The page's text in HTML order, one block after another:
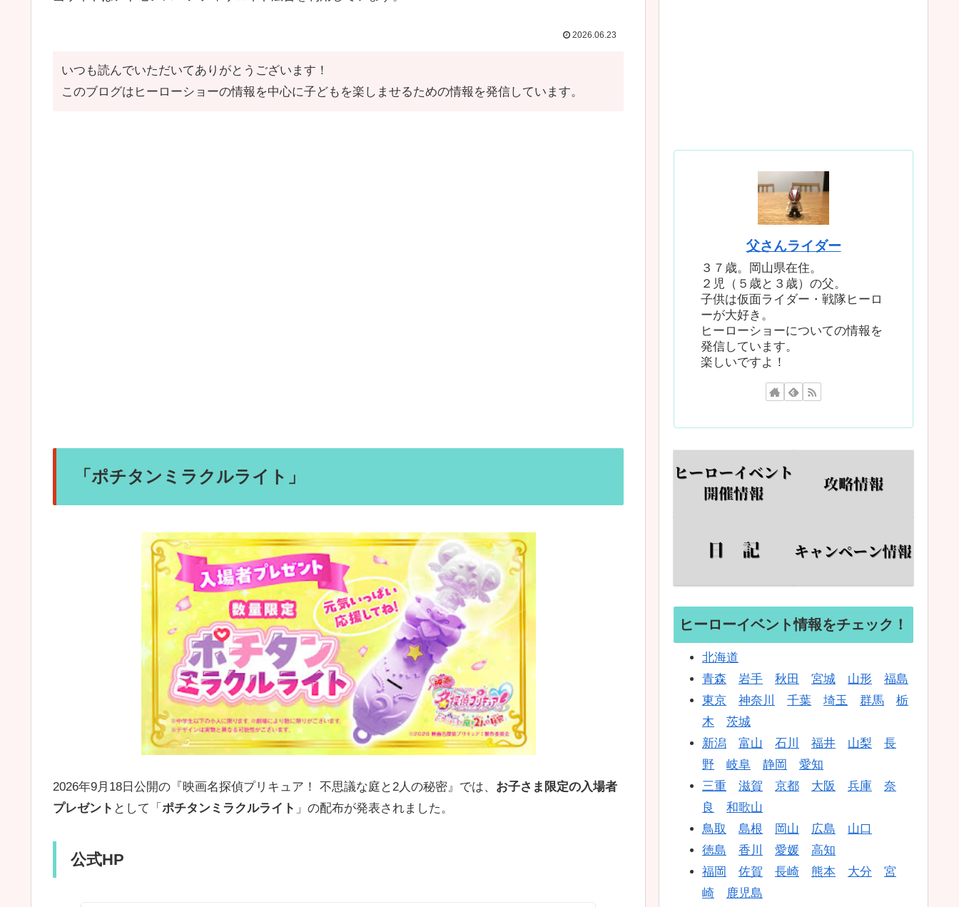
2026.06.23
いつも読んでいただいてありがとうございます！
このブログはヒーローショーの情報を中心に子どもを楽しませるための情報を発信しています。
「ポチタンミラクルライト 」
2026年9月18日公開の『映画名探偵プリキュア！ 不思議な庭と2人の秘密』では、 お子さま限定の入場者
プレゼント として「 ポチタンミラクルライト 」の配布が発表されました。
公式HP
父さんライダー
３７歳。岡山県在住。
２児（５歳と３歳）の父。
子供は仮面ライダー・戦隊ヒーロ
ーが大好き。
ヒーローショーについての情報を
発信しています。
楽しいですよ！
ヒーローイベント情報をチェック！
北海道
青森
岩手 秋田 宮城 山形
福島
東京
神奈川 千葉 埼玉 群馬
栃
木
茨城
新潟
富山 石川 福井 山梨
長
野
岐阜 静岡
愛知
三重
滋賀 京都 大阪 兵庫
奈
良
和歌山
鳥取
島根 岡山 広島
山口
徳島
香川 愛媛
高知
福岡
佐賀 長崎 熊本 大分
宮
崎
鹿児島